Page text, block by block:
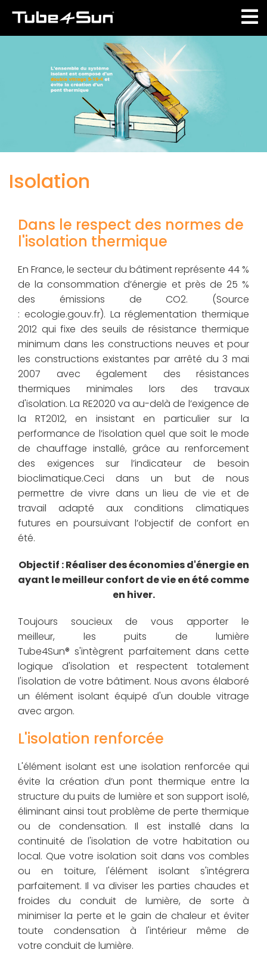
contenu
Isolation
Dans le respect des normes de
l'isolation thermique
En France, le secteur du bâtiment représente 44 %
de la consommation d’énergie et près de 25 %
des émissions de CO2. (Source
: ecologie.gouv.fr). La réglementation thermique
2012 qui fixe des seuils de résistance thermique
minimum dans les constructions neuves et pour
les constructions existantes par arrêté du 3 mai
2007 avec également des résistances
thermiques minimales lors des travaux
d'isolation. La RE2020 va au-delà de l’exigence de
la RT2012, en insistant en particulier sur la
performance de l’isolation quel que soit le mode
de chauffage installé, grâce au renforcement
des exigences sur l’indicateur de besoin
bioclimatique.Ceci dans un but de nous
permettre de vivre dans un lieu de vie et de
travail adapté aux conditions climatiques
futures en poursuivant l’objectif de confort en
été.
Objectif : Réaliser des économies d'énergie en
ayant le meilleur confort de vie en été comme
en hiver.
Toujours soucieux de vous apporter le
meilleur, les puits de lumière
Tube4Sun® s'intègrent parfaitement dans cette
logique d'isolation et respectent totalement
l'isolation de votre bâtiment. Nous avons élaboré
un élément isolant équipé d'un double vitrage
avec argon.
L'isolation renforcée
L'élément isolant est une isolation renforcée qui
évite la création d’un pont thermique entre la
structure du puits de lumière et son support isolé,
éliminant ainsi tout problème de perte thermique
ou de condensation. Il est installé dans la
continuité de l'isolation de votre habitation ou
local. Que votre isolation soit dans vos combles
ou en toiture, l'élément isolant s'intégrera
parfaitement. Il va diviser les parties chaudes et
froides du conduit de lumière, de sorte à
minimiser la perte et le gain de chaleur et éviter
toute condensation à l'intérieur même de
votre conduit de lumière.